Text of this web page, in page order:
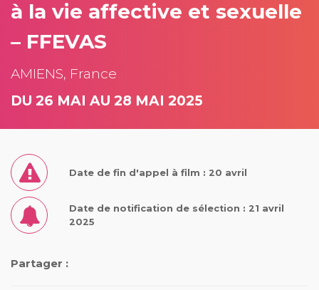
à la vie affective et sexuelle
– FFEVAS
AMIENS, France
DU 26 MAI AU 28 MAI 2025
Date de fin d'appel à film : 20 avril
Date de notification de sélection : 21 avril
2025
Partager :